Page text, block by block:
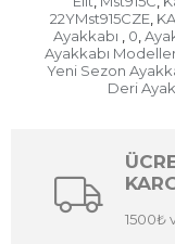
22YMst915CZE,
Ayakkabı , 0,
Ayakkabı
Yeni Sezon
Deri
1500₺